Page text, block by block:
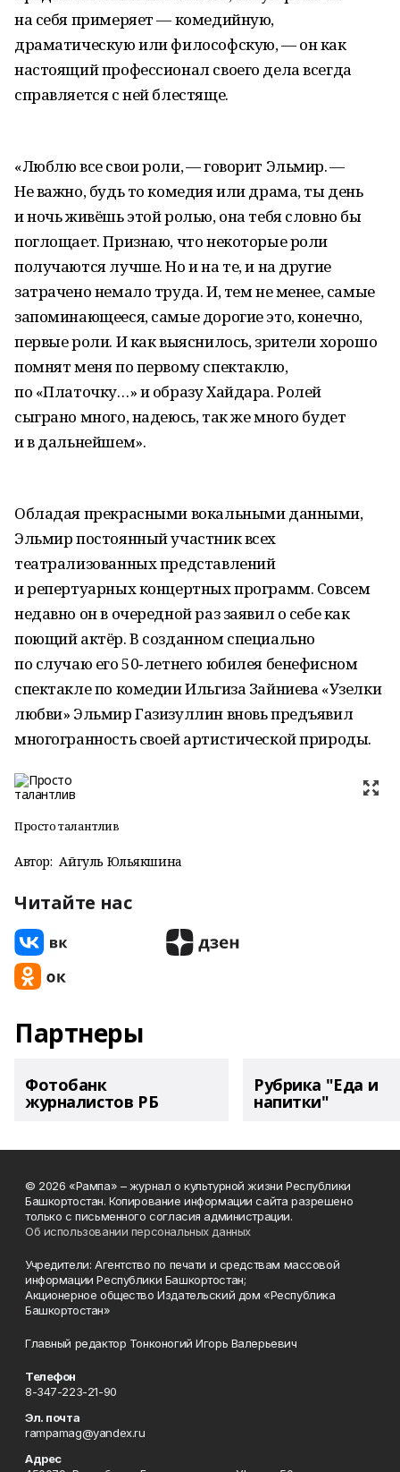
на себя примеряет — комедийную,
драматическую или философскую, — он как
настоящий профессионал своего дела всегда
справляется с ней блестяще.
«Люблю все свои роли, — говорит Эльмир. —
Не важно, будь то комедия или драма, ты день
и ночь живёшь этой ролью, она тебя словно бы
поглощает. Признаю, что некоторые роли
получаются лучше. Но и на те, и на другие
затрачено немало труда. И, тем не менее, самые
запоминающееся, самые дорогие это, конечно,
первые роли. И как выяснилось, зрители хорошо
помнят меня по первому спектаклю,
по «Платочку…» и образу Хайдара. Ролей
сыграно много, надеюсь, так же много будет
и в дальнейшем».
Обладая прекрасными вокальными данными,
Эльмир постоянный участник всех
театрализованных представлений
и репертуарных концертных программ. Совсем
недавно он в очередной раз заявил о себе как
поющий актёр. В созданном специально
по случаю его 50‑летнего юбилея бенефисном
спектакле по комедии Ильгиза Зайниева «Узелки
любви» Эльмир Газизуллин вновь предъявил
многогранность своей артистической природы.
Просто талантлив
Автор: Айгуль Юльякшина
Читайте нас
Партнеры
Фотобанк
журналистов РБ
Рубрика "Еда и
напитки"
© 2026 «Рампа» – журнал о культурной жизни Республики
Башкортостан. Копирование информации сайта разрешено
только с письменного согласия администрации.
Об использовании персональных данных
Учредители: Агентство по печати и средствам массовой
информации Республики Башкортостан;
Акционерное общество Издательский дом «Республика
Башкортостан»
Главный редактор Тонконогий Игорь Валерьевич
Телефон
8-347-223-21-90
Эл. почта
rampamag@yandex.ru
Адрес